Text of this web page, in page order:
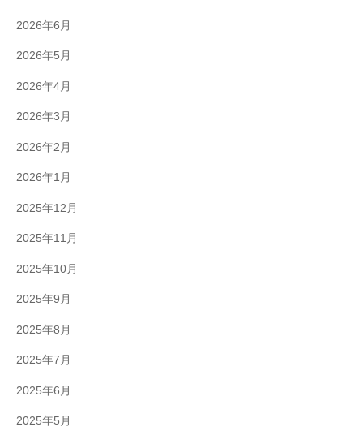
2026年6月
2026年5月
2026年4月
2026年3月
2026年2月
2026年1月
2025年12月
2025年11月
2025年10月
2025年9月
2025年8月
2025年7月
2025年6月
2025年5月